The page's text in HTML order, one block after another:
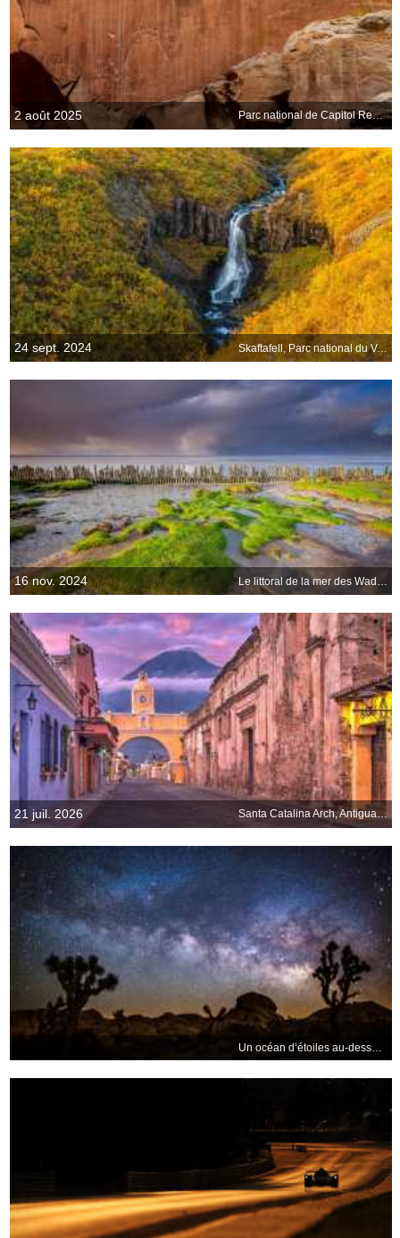
2 août 2025 Parc national de Capitol Reef, Utah, États-Unis
24 sept. 2024 Skaftafell, Parc national du Vatnajökull, Islande
16 nov. 2024
21 juil. 2026 Santa Catalina Arch, Antigua, Guatemala
Un océan d’étoiles au-dessus du désert